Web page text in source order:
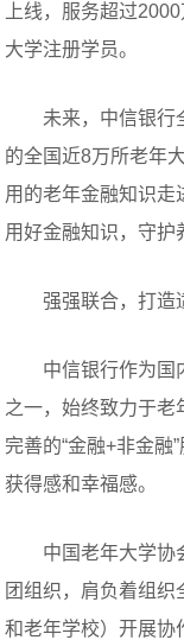
上线，服务超过
大学注册学员。
未来，中信银行
的全国近8万所老年
用的老年金融知识走
用好金融知识，守护
强强联合，打造
中信银行作为国
之一，始终致力于老
完善的“金融+非金融
获得感和幸福感。
中国老年大学协
团组织，肩负着组
和老年学校）开展协